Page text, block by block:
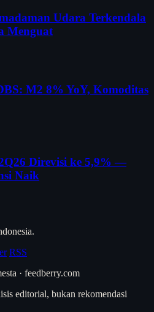
Udara Terkendala
Menguat
M2 8% YoY, Komoditas
Direvisi ke 5,9% —
Naik
RSS
· feedberry.com
editorial, bukan rekomendasi